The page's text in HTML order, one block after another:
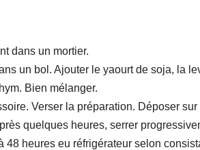
dans un mortier.
un bol. Ajouter le yaourt de soja, la
Bien mélanger.
Verser la préparation. Déposer
quelques heures, serrer
48 heures eu réfrigérateur selon